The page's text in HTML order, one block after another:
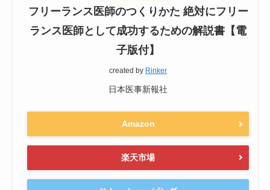
フリーランス医師のつくりかた 絶対にフリー
ランス医師として成功するための解説書【電
子版付】
created by Rinker
日本医事新報社
Amazon
楽天市場